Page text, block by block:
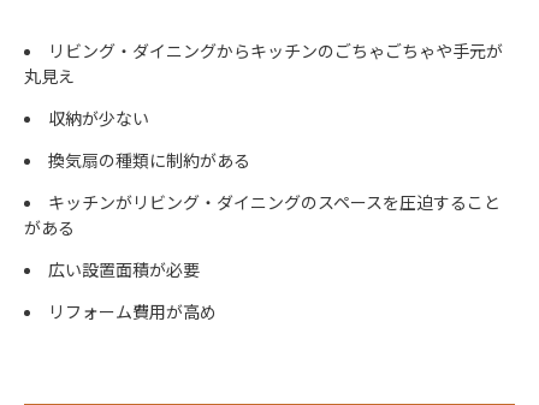
リビング・ダイニングからキッチンのごちゃごちゃや手元が
丸見え
収納が少ない
換気扇の種類に制約がある
キッチンがリビング・ダイニングのスペースを圧迫すること
がある
広い設置面積が必要
リフォーム費用が高め